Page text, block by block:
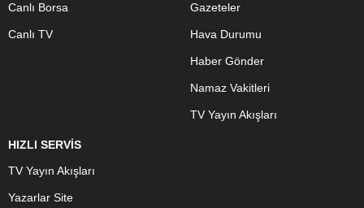
Canlı Borsa
Canlı TV
Gazeteler
Hava Durumu
Haber Gönder
Namaz Vakitleri
TV Yayın Akışları
HIZLI SERVİS
TV Yayın Akışları
Yazarlar Site